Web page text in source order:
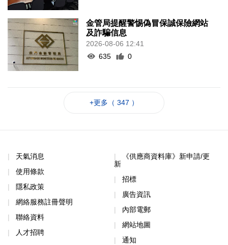
金管局提醒警惕偽冒保誠保險網站
及詐騙信息
2026-08-06 12:41
635
0
+更多（ 347 ）
天氣消息
使用條款
隱私政策
網絡服務註冊聲明
聯絡資料
人才招聘
《供應商資料庫》新申請/更
新
招標
廣告資訊
內部電郵
網站地圖
通知